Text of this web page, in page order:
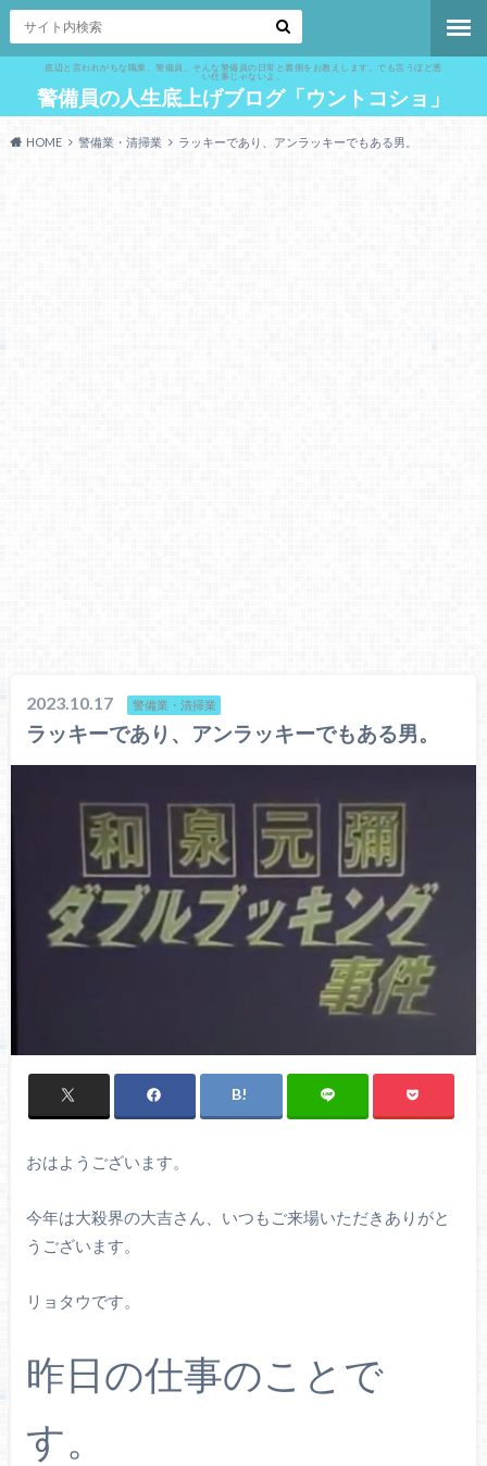
底辺と言われがちな職業、警備員。そんな警備員の日常と裏側をお教えします。でも言うほど悪
い仕事じゃないよ。
警備員の人生底上げブログ「ウントコショ」
HOME 警備業・清掃業 ラッキーであり、アンラッキーでもある男。
2023.10.17 警備業・清掃業
ラッキーであり、アンラッキーでもある男。
おはようございます。
今年は大殺界の大吉さん、いつもご来場いただきありがと
うございます。
リョタウです。
昨日の仕事のことで
す。